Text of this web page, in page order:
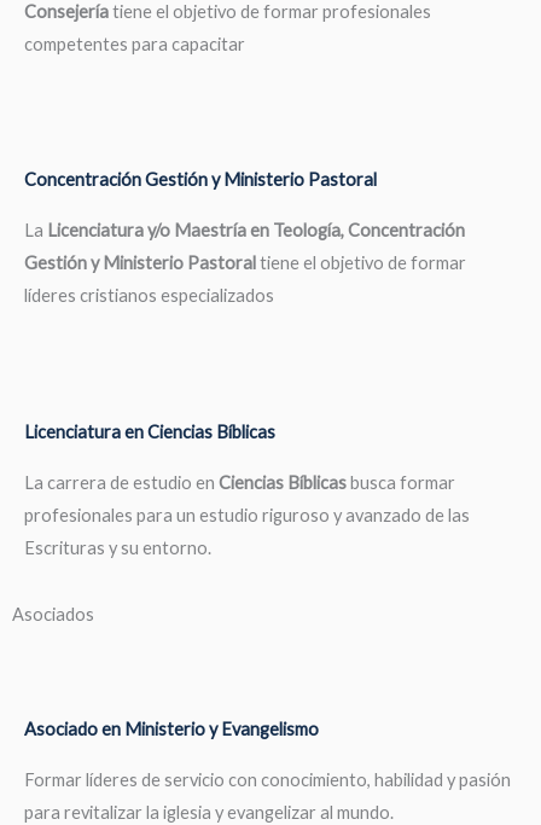
Consejeríatiene el objetivo de formar profesionales
competentes para capacitar
Concentración Gestión y Ministerio Pastoral
La Licenciatura y/o Maestría en Teología, Concentración
Gestión y Ministerio Pastoraltiene el objetivo de formar
líderes cristianos especializados
Licenciatura en Ciencias Bíblicas
La carrera de estudio en Ciencias Bíblicasbusca formar
profesionales para un estudio riguroso y avanzado de las
Escrituras y su entorno.
Asociados
Asociado en Ministerio y Evangelismo
Formar líderes de servicio con conocimiento, habilidad y pasión
para revitalizar la iglesia y evangelizar al mundo.